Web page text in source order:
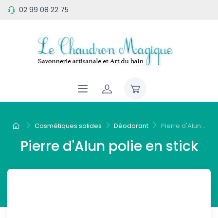
02 99 08 22 75
Cosmétiques solides Déodorant Pierre d'Alun...
Pierre d'Alun polie en stick